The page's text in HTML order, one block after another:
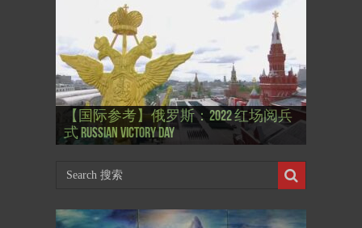
【国际参考】俄罗斯：2022 红场阅兵
式 Russian Victory Day
【国际参考】”戏剧性“服装设计师
Thierry Mugler 蒂埃里.穆勒 去世, 享年 73
岁
【国际参考】海湖庄园: Xi & Trump 内幕
Mar-a-Lago leak
【东西视记】1937年的毕加索, 海明威,
肯尼迪 1937 – La fin de l’innocence (2/2)
【东西视记】1937年的毕加索, 海明威,
肯尼迪 1937 – La fin de l’innocence (1/2)
【东西视记】1961年4月12日 尤里·加加
林 成为第一“太空人”